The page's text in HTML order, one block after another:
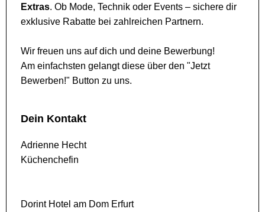
Extras. Ob Mode, Technik oder Events – sichere dir
exklusive Rabatte bei zahlreichen Partnern.
Wir freuen uns auf dich und deine Bewerbung!
Am einfachsten gelangt diese über den "Jetzt
Bewerben!" Button zu uns.
Dein Kontakt
Adrienne Hecht
Küchenchefin
Dorint Hotel am Dom Erfurt